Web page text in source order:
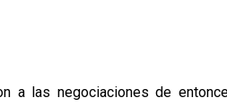
a las negociaciones de